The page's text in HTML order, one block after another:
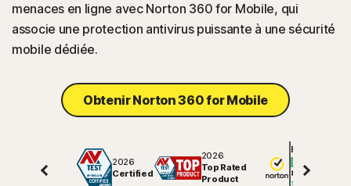
Connexion
menaces en ligne avec Norton 360 for Mobile, qui
associe une protection antivirus puissante à une sécurité
mobile dédiée.
Obtenir Norton 360 for Mobile
2026
Certified
2026
Top Rated
Product
Excellent
81463